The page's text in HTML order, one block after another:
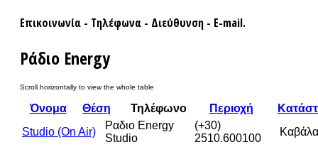
Επικοινωνία - Τηλέφωνα - Διεύθυνση - E-mail.
Ράδιο Energy
Όνομα Θέση Τηλέφωνο Περιοχή
Studio (On Air)
Ραδιο Energy
Studio
(+30)
2510.600100
Καβάλα